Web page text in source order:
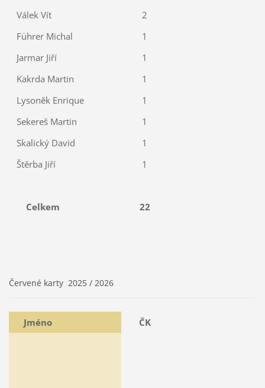
Válek Vít
2
Führer Michal
1
Jarmar Jiří
1
Kakrda Martin
1
Lysoněk Enrique
1
Sekereš Martin
1
Skalický David
1
Štěrba Jiří
1
Celkem 22
Červené karty 2025 / 2026
Jméno ČK